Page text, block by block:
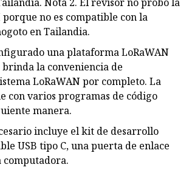
porque no es compatible con la
en Tailandia.
una plataforma LoRaWAN
la conveniencia de
LoRaWAN por completo. La
con varios programas de código
manera.
incluye el kit de desarrollo
USB tipo C, una puerta de enlace
computadora.